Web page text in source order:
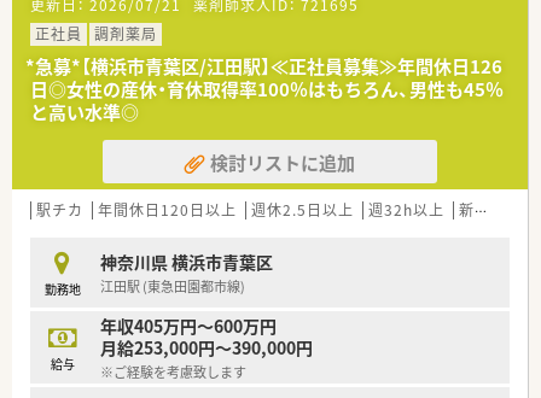
更新日： 2026/07/21 薬剤師求人ID： 721695
正社員
調剤薬局
*急募*【横浜市青葉区/江田駅】≪正社員募集≫年間休日126
日◎女性の産休・育休取得率100％はもちろん、男性も45％
と高い水準◎
検討リストに追加
駅チカ 年間休日120日以上 週休2.5日以上 週32h以上 新卒可
勤務地
神奈川県 横浜市青葉区
江田駅 (東急田園都市線)
給与
年収405万円～600万円
月給253,000円～390,000円
※ご経験を考慮致します